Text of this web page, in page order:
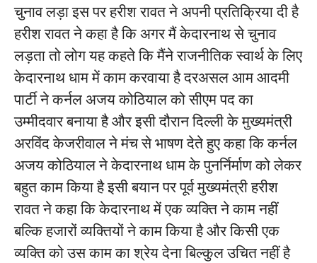
चुनाव लड़ा इस पर हरीश रावत ने अपनी प्रतिक्रिया दी है
हरीश रावत ने कहा है कि अगर मैं केदारनाथ से चुनाव
लड़ता तो लोग यह कहते कि मैंने राजनीतिक स्वार्थ के लिए
केदारनाथ धाम में काम करवाया है दरअसल आम आदमी
पार्टी ने कर्नल अजय कोठियाल को सीएम पद का
उम्मीदवार बनाया है और इसी दौरान दिल्ली के मुख्यमंत्री
अरविंद केजरीवाल ने मंच से भाषण देते हुए कहा कि कर्नल
अजय कोठियाल ने केदारनाथ धाम के पुनर्निर्माण को लेकर
बहुत काम किया है इसी बयान पर पूर्व मुख्यमंत्री हरीश
रावत ने कहा कि केदारनाथ में एक व्यक्ति ने काम नहीं
बल्कि हजारों व्यक्तियों ने काम किया है और किसी एक
व्यक्ति को उस काम का श्रेय देना बिल्कुल उचित नहीं है